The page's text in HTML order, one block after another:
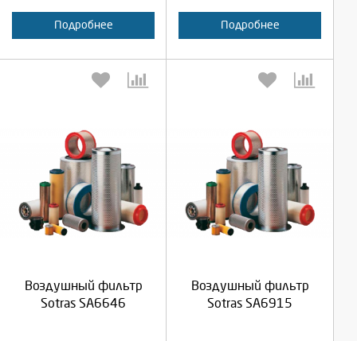
Подробнее Подробнее
Воздушный фильтр
Sotras SA6646
Выберите количество:
Отмена
Воздушный фильтр
Sotras SA6915
Выберите количество:
Отмена